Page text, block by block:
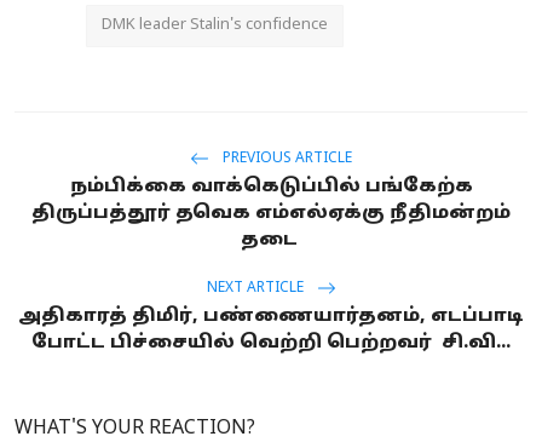
DMK leader Stalin's confidence
PREVIOUS ARTICLE
நம்பிக்கை வாக்கெடுப்பில் பங்கேற்க
திருப்பத்தூர் தவெக எம்எல்ஏக்கு நீதிமன்றம்
தடை
NEXT ARTICLE
அதிகாரத் திமிர், பண்ணையார்தனம், எடப்பாடி
போட்ட பிச்சையில் வெற்றி பெற்றவர் சி.வி...
WHAT'S YOUR REACTION?